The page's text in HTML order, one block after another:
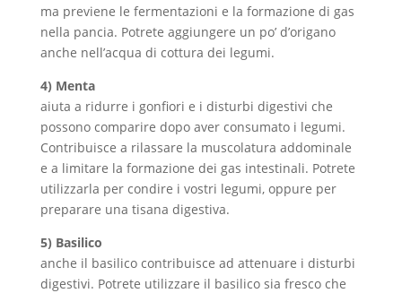
ma previene le fermentazioni e la formazione di gas
nella pancia. Potrete aggiungere un po’ d’origano
anche nell’acqua di cottura dei legumi.
4) Menta
aiuta a ridurre i gonfiori e i disturbi digestivi che
possono comparire dopo aver consumato i legumi.
Contribuisce a rilassare la muscolatura addominale
e a limitare la formazione dei gas intestinali. Potrete
utilizzarla per condire i vostri legumi, oppure per
preparare una tisana digestiva.
5) Basilico
anche il basilico contribuisce ad attenuare i disturbi
digestivi. Potrete utilizzare il basilico sia fresco che